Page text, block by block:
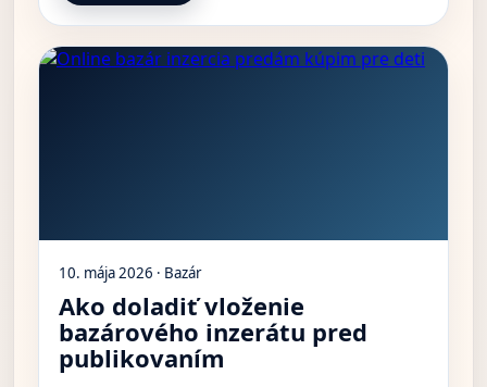
10. mája 2026 · Bazár
Ako doladiť vloženie
bazárového inzerátu pred
publikovaním